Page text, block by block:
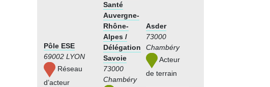
Pôle ESE
69002 LYON
Réseau
d’acteur
Santé
Auvergne-
Rhône-
Alpes /
Délégation
Savoie
73000
Chambéry
Asder
73000
Chambéry
Acteur
de terrain